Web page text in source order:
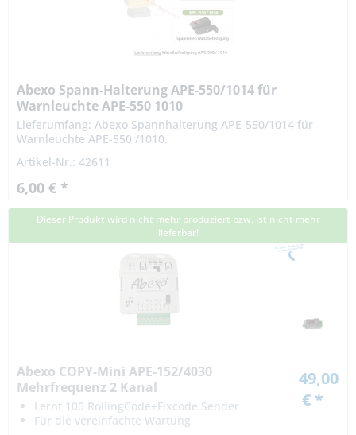
Abexo Spann-Halterung APE-550/1014 für
Warnleuchte APE-550 1010
Lieferumfang: Abexo Spannhalterung APE-550/1014 für
Warnleuchte APE-550 /1010.
Artikel-Nr.: 42611
6,00 € *
Dieser Produkt wird nicht mehr produziert bzw. ist nicht mehr
lieferbar!
Abexo COPY-Mini APE-152/4030
Mehrfrequenz 2 Kanal
Universalempfänger
Lernt 100 RollingCode+Fixcode Sender
Für die vereinfachte Wartung
49,00
€ *